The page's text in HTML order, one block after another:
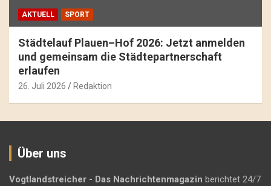
AKTUELL SPORT
Städtelauf Plauen–Hof 2026: Jetzt anmelden
und gemeinsam die Städtepartnerschaft
erlaufen
26. Juli 2026 Redaktion
Über uns
Vogtlandstreicher - Das Nachrichtenmagazin berichtet 24/7